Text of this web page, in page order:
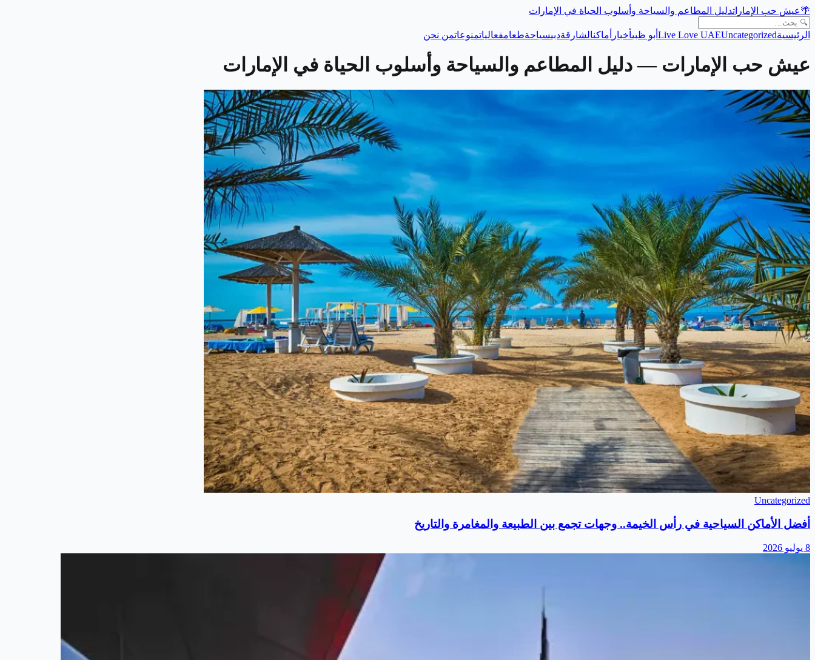
🌴عيش حب الإماراتدليل المطاعم والسياحة وأسلوب الحياة في الإمارات
الرئيسية Live Love UAEUncategorized أبو ظبيأخبار أماكنالشارقةدبيسياحةطعامفعالياتمنوعاتمن نحن
عيش حب الإمارات — دليل المطاعم والسياحة وأسلوب الحياة في الإمارات
Uncategorized
أفضل الأماكن السياحية في رأس الخيمة.. وجهات تجمع بين الطبيعة والمغامرة والتاريخ
8 يوليو 2026